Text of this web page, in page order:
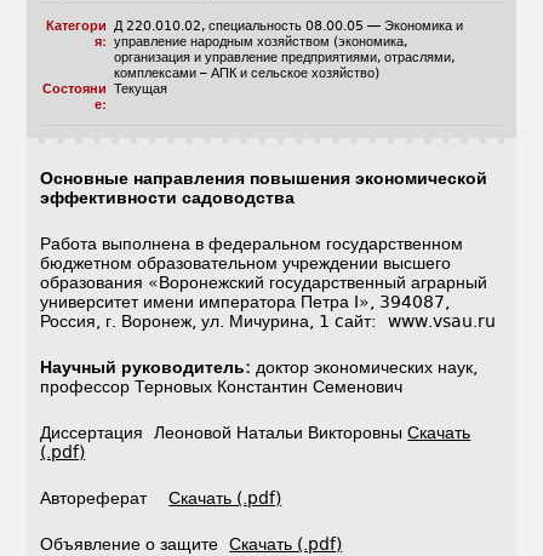
Категори
я:
Д 220.010.02, специальность 08.00.05 — Экономика и
управление народным хозяйством (экономика,
организация и управление предприятиями, отраслями,
комплексами – АПК и сельское хозяйство)
Состояни
е:
Текущая
Основные направления повышения экономической
эффективности садоводства
Работа выполнена в федеральном государственном
бюджетном образовательном учреждении высшего
образования «Воронежский государственный аграрный
университет имени императора Петра I», 394087,
Россия, г. Воронеж, ул. Мичурина, 1 cайт: www.vsau.ru
Научный руководитель: доктор экономических наук,
профессор Терновых Константин Семенович
Диссертация Леоновой Натальи ВикторовныСкачать
(.pdf)
АвторефератСкачать (.pdf)
Объявление о защитеСкачать (.pdf)